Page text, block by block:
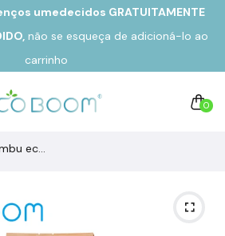
umedecidos GRATUITAMENTE
não se esqueça de adicioná-lo ao
carrinho
0
Calça de fibra de bambu ecológica biodegradável PURA Tamanho 6/XXL + 20 kg (17u)